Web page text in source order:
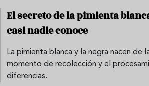
El secreto de la pimienta
casi nadie conoce
La pimienta blanca y la negra nacen de
momento de recolección y el
diferencias.